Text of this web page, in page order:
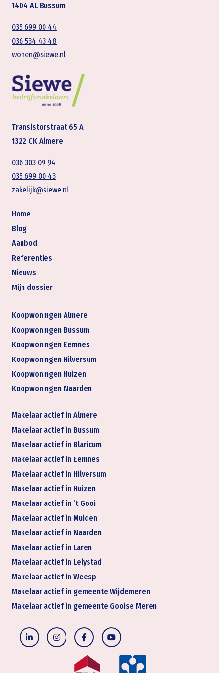
1404 AL Bussum
035 699 00 44
036 534 43 48
wonen@siewe.nl
Transistorstraat 65 A
1322 CK Almere
036 303 09 94
035 699 00 43
zakelijk@siewe.nl
Home
Blog
Aanbod
Referenties
Nieuws
Mijn dossier
Koopwoningen Almere
Koopwoningen Bussum
Koopwoningen Eemnes
Koopwoningen Hilversum
Koopwoningen Huizen
Koopwoningen Naarden
Makelaar actief in Almere
Makelaar actief in Bussum
Makelaar actief in Blaricum
Makelaar actief in Eemnes
Makelaar actief in Hilversum
Makelaar actief in Huizen
Makelaar actief in ’t Gooi
Makelaar actief in Muiden
Makelaar actief in Naarden
Makelaar actief in Laren
Makelaar actief in Lelystad
Makelaar actief in Weesp
Makelaar actief in gemeente Wijdemeren
Makelaar actief in gemeente Gooise Meren